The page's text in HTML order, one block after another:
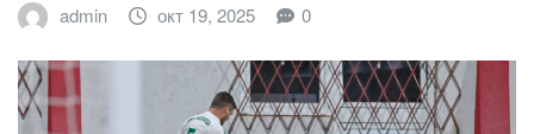
admin окт 19, 2025 0